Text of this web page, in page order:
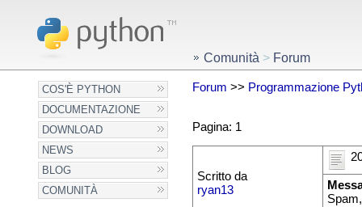
COS'È PYTHON
DOCUMENTAZIONE
DOWNLOAD
NEWS
BLOG
COMUNITÀ
Comunità > Forum
Forum >> Programmazione
Pagina: 1
Scritto da
ryan13